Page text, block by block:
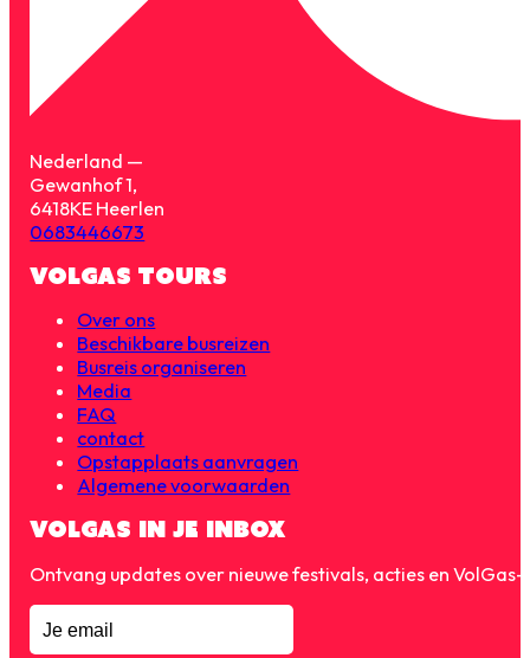
Nederland —
Gewanhof 1,
6418KE Heerlen
0683446673
VOLGAS TOURS
Over ons
Beschikbare busreizen
Busreis organiseren
Media
FAQ
contact
Opstapplaats aanvragen
Algemene voorwaarden
VOLGAS IN JE INBOX
Ontvang updates over nieuwe festivals, acties en